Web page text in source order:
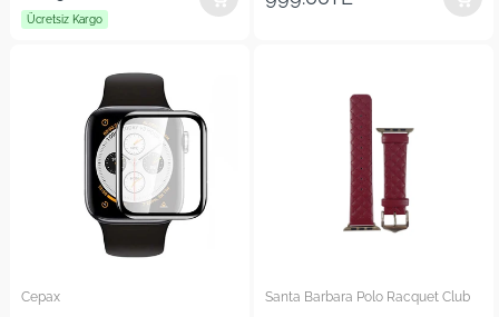
Ücretsiz Kargo
Cepax Santa Barbara Polo Racquet Club